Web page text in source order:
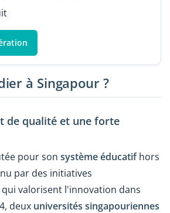
à Singapour ?
de qualité et une forte
pour son système éducatifhors
par des initiatives
valorisent l'innovation dans
deux universités singapouriennes